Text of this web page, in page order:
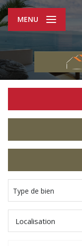
MENU
De l'immo pro
De l'immo pro
Type de bien
Localisation